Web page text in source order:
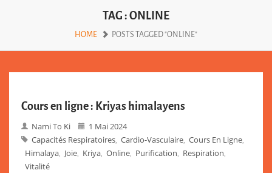
TAG : ONLINE
HOME POSTS TAGGED "ONLINE"
Cours en ligne : Kriyas himalayens
Nami To Ki
1 Mai 2024
Capacités Respiratoires Cardio-Vasculaire Cours En Ligne
Himalaya Joie Kriya Online Purification Respiration
Vitalité